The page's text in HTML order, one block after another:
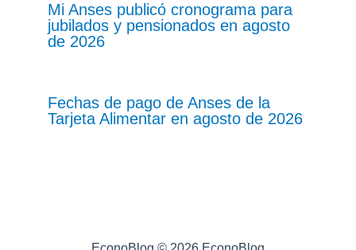
Mi Anses publicó cronograma para
jubilados y pensionados en agosto
de 2026
Fechas de pago de Anses de la
Tarjeta Alimentar en agosto de 2026